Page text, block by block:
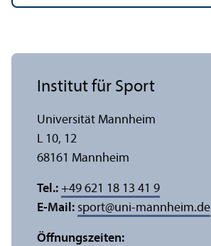
Institut für Sport
Universität Mannheim
L 10, 12
68161 Mannheim
Tel.: +49 621 18 13 41 9
E-Mail: sport@uni-mannheim.de
Öffnungs­zeiten: